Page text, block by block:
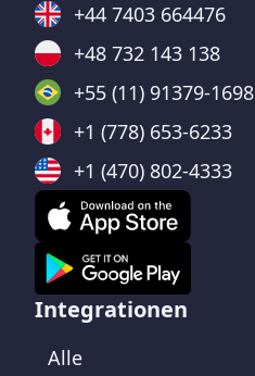
+44 7403 664476
+48 732 143 138
+55 (11) 91379-1698
+1 (778) 653-6233
+1 (470) 802-4333
Integrationen
Alle